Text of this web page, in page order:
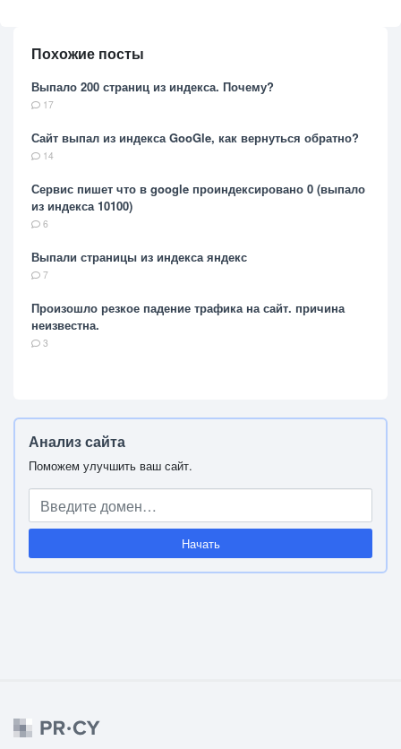
Похожие посты
Выпало 200 страниц из индекса. Почему?
17
Сайт выпал из индекса GooGle, как вернуться обратно?
14
Сервис пишет что в google проиндексировано 0 (выпало
из индекса 10100)
6
Выпали страницы из индекса яндекс
7
Произошло резкое падение трафика на сайт. причина
неизвестна.
3
Анализ сайта
Поможем улучшить ваш сайт.
Начать